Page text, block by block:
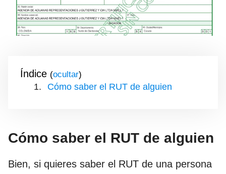
Índice ( )
Cómo saber el RUT de alguien
Cómo saber el RUT de alguien
Bien, si quieres saber el RUT de una persona